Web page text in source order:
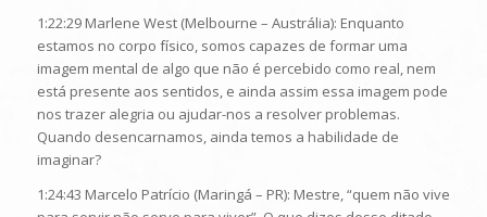
1:22:29 Marlene West (Melbourne – Austrália): Enquanto
estamos no corpo físico, somos capazes de formar uma
imagem mental de algo que não é percebido como real, nem
está presente aos sentidos, e ainda assim essa imagem pode
nos trazer alegria ou ajudar-nos a resolver problemas.
Quando desencarnamos, ainda temos a habilidade de
imaginar?
1:24:43 Marcelo Patrício (Maringá – PR): Mestre, “quem não vive